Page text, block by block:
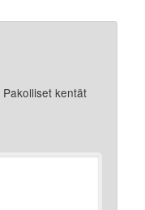
Pakolliset kentät